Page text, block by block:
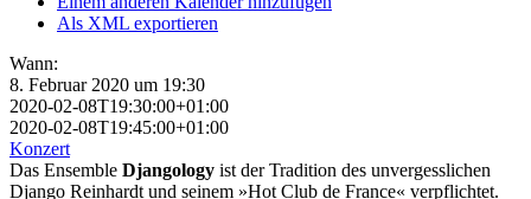
Als XML exportieren
Wann:
8. Februar 2020 um 19:30
2020-02-08T19:30:00+01:00
2020-02-08T19:45:00+01:00
Konzert
Das Ensemble Djangology ist der Tradition des unvergesslichen
Django Reinhardt und seinem »Hot Club de France« verpflichtet.